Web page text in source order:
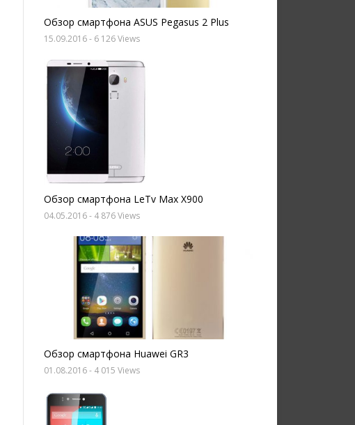
Обзор смартфона ASUS Pegasus 2 Plus
15.09.2016- 6 126 Views
Обзор смартфона LeTv Max X900
04.05.2016- 4 876 Views
Обзор смартфона Huawei GR3
01.08.2016- 4 015 Views